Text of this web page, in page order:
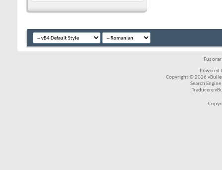
Fus
Powered
Copyright © 2026
Search
Traducere